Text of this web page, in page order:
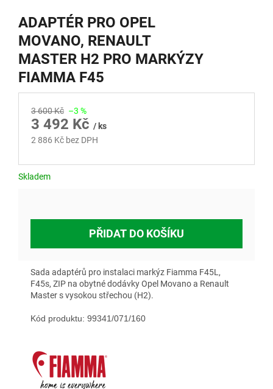
ADAPTÉR PRO OPEL
MOVANO, RENAULT
MASTER H2 PRO MARKÝZY
FIAMMA F45
3 600 Kč –3 %
3 492 Kč / ks
2 886 Kč bez DPH
Skladem
PŘIDAT DO KOŠÍKU
Sada adaptérů pro instalaci markýz Fiamma F45L,
F45s, ZIP na obytné dodávky Opel Movano a Renault
Master s vysokou střechou (H2).
Kód produktu: 99341/071/160